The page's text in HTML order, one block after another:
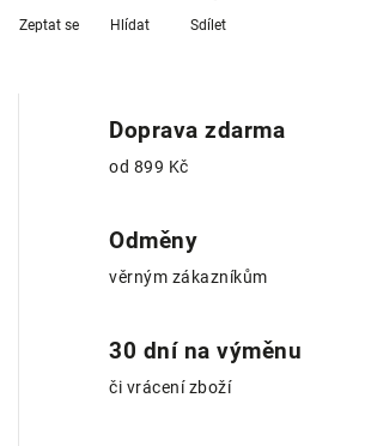
Zeptat se Hlídat Sdílet
Doprava zdarma
od 899 Kč
Odměny
věrným zákazníkům
30 dní na výměnu
či vrácení zboží